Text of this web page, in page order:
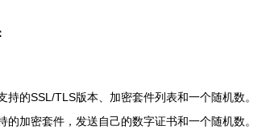
持的SSL/TLS版本、加密套件列表和一个随机数。
的加密套件，发送自己的数字证书和一个随机数。